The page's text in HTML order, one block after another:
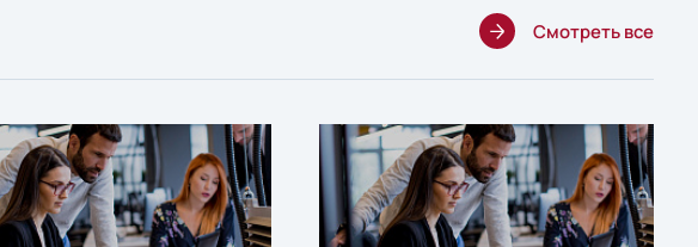
Смотреть все